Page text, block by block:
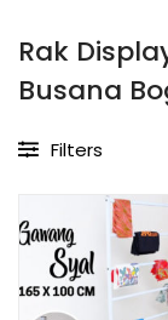
Rak
Busana
Filters